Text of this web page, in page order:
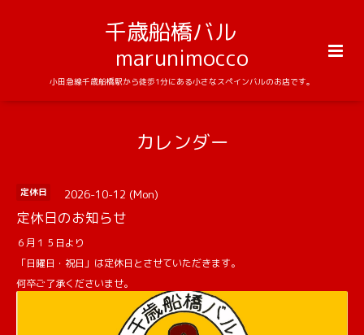
千歳船橋バル
marunimocco
小田急線千歳船橋駅から徒歩1分にある小さなスペインバルのお店です。
カレンダー
定休日 2026-10-12 (Mon)
定休日のお知らせ
６月１５日より
「日曜日・祝日」は定休日とさせていただきます。
何卒ご了承くださいませ。